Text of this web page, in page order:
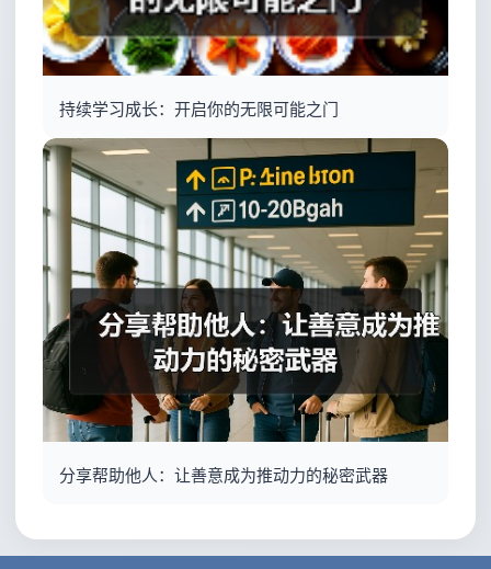
持续学习成长：开启你的无限可能之门
分享帮助他人：让善意成为推动力的秘密武器